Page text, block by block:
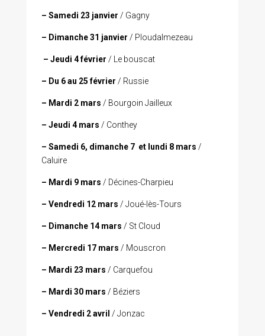
– Samedi 23 janvier / Gagny
– Dimanche 31 janvier / Ploudalmezeau
– Jeudi 4 février / Le bouscat
– Du 6 au 25 février / Russie
– Mardi 2 mars / Bourgoin Jailleux
– Jeudi 4 mars / Conthey
– Samedi 6, dimanche 7 et lundi 8 mars /
Caluire
– Mardi 9 mars / Décines-Charpieu
– Vendredi 12 mars / Joué-lès-Tours
– Dimanche 14 mars / St Cloud
– Mercredi 17 mars / Mouscron
– Mardi 23 mars / Carquefou
– Mardi 30 mars / Béziers
– Vendredi 2 avril / Jonzac